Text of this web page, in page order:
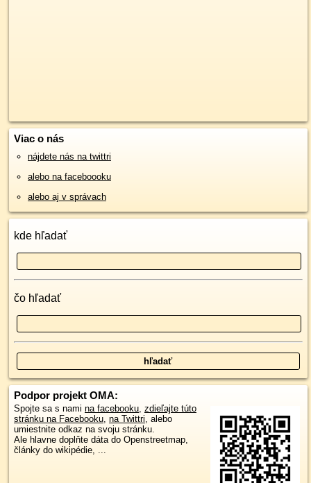
Viac o nás
nájdete nás na twittri
alebo na faceboooku
alebo aj v správach
kde hľadať
čo hľadať
Podpor projekt OMA:
Spojte sa s nami na facebooku, zdieľajte túto
stránku na Facebooku, na Twittri, alebo
umiestnite odkaz na svoju stránku.
Ale hlavne doplňte dáta do Openstreetmap,
články do wikipédie, ...